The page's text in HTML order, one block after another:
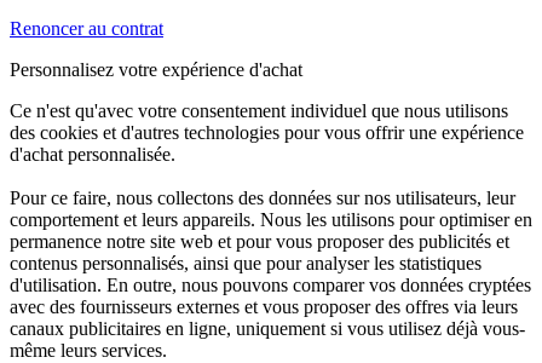
Renoncer au contrat
Personnalisez votre expérience d'achat
Ce n'est qu'avec votre consentement individuel que nous utilisons
des cookies et d'autres technologies pour vous offrir une expérience
d'achat personnalisée.
Pour ce faire, nous collectons des données sur nos utilisateurs, leur
comportement et leurs appareils. Nous les utilisons pour optimiser en
permanence notre site web et pour vous proposer des publicités et
contenus personnalisés, ainsi que pour analyser les statistiques
d'utilisation. En outre, nous pouvons comparer vos données cryptées
avec des fournisseurs externes et vous proposer des offres via leurs
canaux publicitaires en ligne, uniquement si vous utilisez déjà vous-
même leurs services.